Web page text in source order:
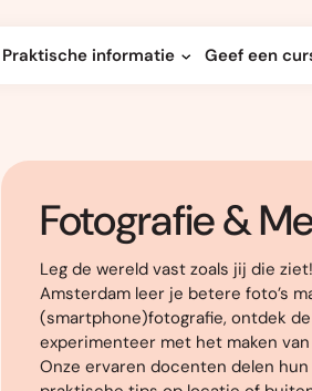
Praktische informatie Geef een
Fotografie &
Leg de wereld vast zoals jij die
Amsterdam leer je betere foto’s
(smartphone)fotografie, ontdek
experimenteer met het maken
Onze ervaren docenten delen